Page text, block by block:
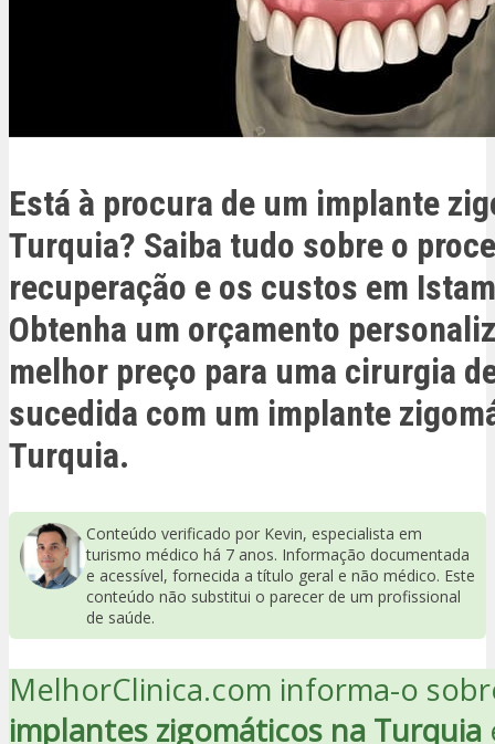
Está à procura de um implante
Turquia? Saiba tudo sobre o
recuperação e os custos em
Obtenha um orçamento
melhor preço para uma cirurgia
sucedida com um implante
Turquia.
Conteúdo verificado por Kevin, especialista em
turismo médico há 7 anos. Informação documentada
e acessível, fornecida a título geral e não médico. Este
conteúdo não substitui o parecer de um profissional
de saúde.
MelhorClinica.com informa-o
implantes zigomáticos na Turquia